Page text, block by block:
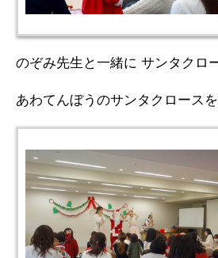
のぞみ先生と一緒に サンタクロ
あわてんぼうのサンタクロース